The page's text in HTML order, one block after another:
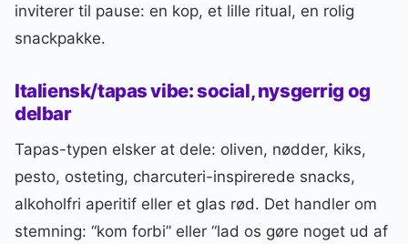
inviterer til pause: en kop, et lille ritual, en rolig
snackpakke.
Italiensk/tapas vibe: social, nysgerrig og
delbar
Tapas-typen elsker at dele: oliven, nødder, kiks,
pesto, osteting, charcuteri-inspirerede snacks,
alkoholfri aperitif eller et glas rød. Det handler om
stemning: “kom forbi” eller “lad os gøre noget ud af